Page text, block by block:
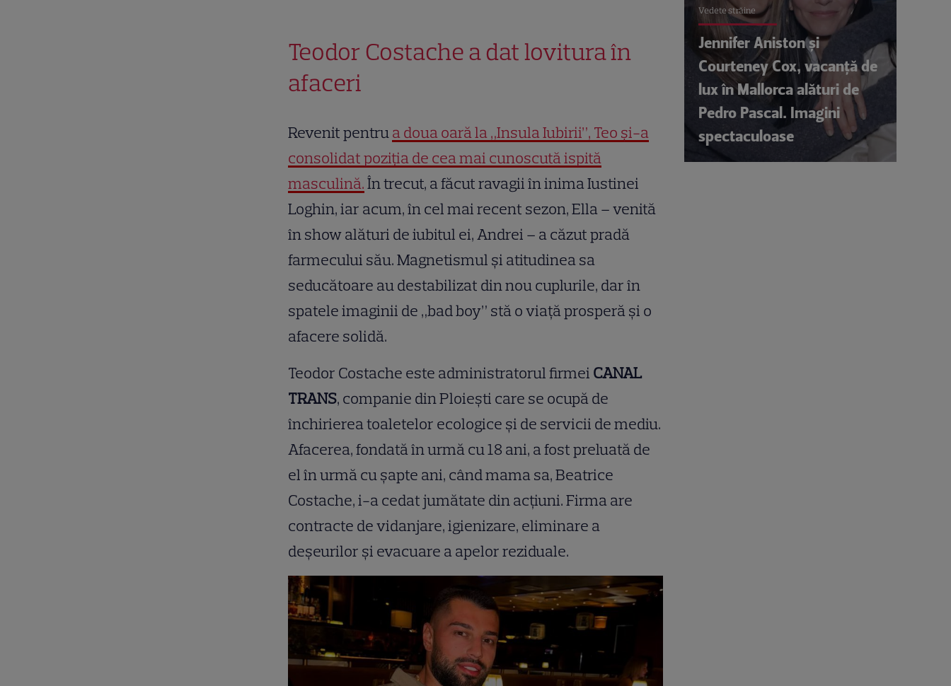
Teodor Costache a dat lovitura în
afaceri
Revenit pentrua doua oară la „Insula Iubirii”, Teo și-a
consolidat poziția de cea mai cunoscută ispită
masculină.În trecut, a făcut ravagii în inima Iustinei
Loghin, iar acum, în cel mai recent sezon, Ella – venită
în show alături de iubitul ei, Andrei – a căzut pradă
farmecului său. Magnetismul și atitudinea sa
seducătoare au destabilizat din nou cuplurile, dar în
spatele imaginii de „bad boy” stă o viață prosperă și o
afacere solidă.
Teodor Costache este administratorul firmei CANAL
TRANS, companie din Ploiești care se ocupă de
închirierea toaletelor ecologice și de servicii de mediu.
Afacerea, fondată în urmă cu 18 ani, a fost preluată de
el în urmă cu șapte ani, când mama sa, Beatrice
Costache, i-a cedat jumătate din acțiuni. Firma are
contracte de vidanjare, igienizare, eliminare a
deșeurilor și evacuare a apelor reziduale.
Vedete străine
Jennifer Aniston și
Courteney Cox, vacanță de
lux în Mallorca alături de
Pedro Pascal. Imagini
spectaculoase